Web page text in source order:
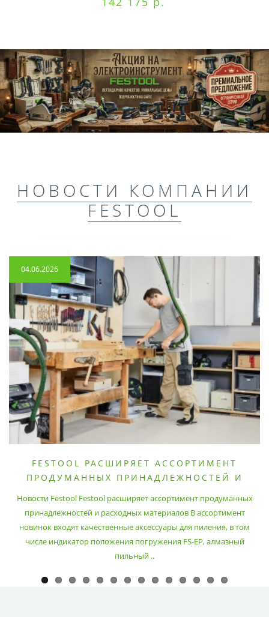
НОВОСТИ КОМПАНИИ
FESTOOL
04.06.2026
FESTOOL РАСШИРЯЕТ АССОРТИМЕНТ
ПРОДУМАННЫХ ПРИНАДЛЕЖНОСТЕЙ И
Новости Festool Festool расширяет ассортимент продуманных
принадлежностей и расходных материалов В ассортимент
новинок входят качественные аксессуары для пиления, в том
числе индикатор положения погружения FS-EP, алмазный
пильный ..